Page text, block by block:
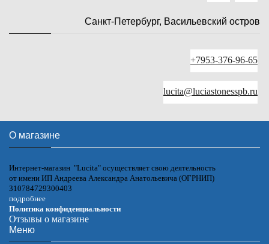
Санкт-Петербург, Васильевский остров
+7953-376-96-65
lucita@luciastonesspb.ru
О магазине
Интернет-магазин "Lucita" осуществляет свою деятельность
от имени ИП Андреева Александра Анатольевича (ОГРНИП)
310784729300403
подробнее
Политика конфиденциальности
Отзывы о магазине
Меню